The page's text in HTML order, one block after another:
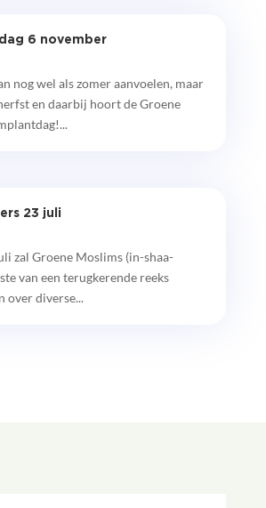
6 november
nog wel als zomer aanvoelen, maar
en daarbij hoort de Groene
23 juli
zal Groene Moslims (in-shaa-
van een terugkerende reeks
over diverse...